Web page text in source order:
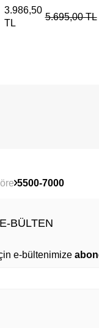
3.986,50
TL
5.695,00TL
5500-7000
BÜLTEN
e-bültenimize